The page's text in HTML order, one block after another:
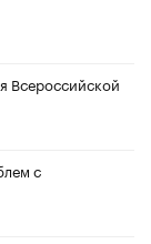
Всероссийской
с